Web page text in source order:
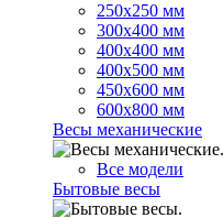
250х250 мм
300х400 мм
400х400 мм
400х500 мм
450х600 мм
600х800 мм
Весы механические
Все модели
Бытовые весы